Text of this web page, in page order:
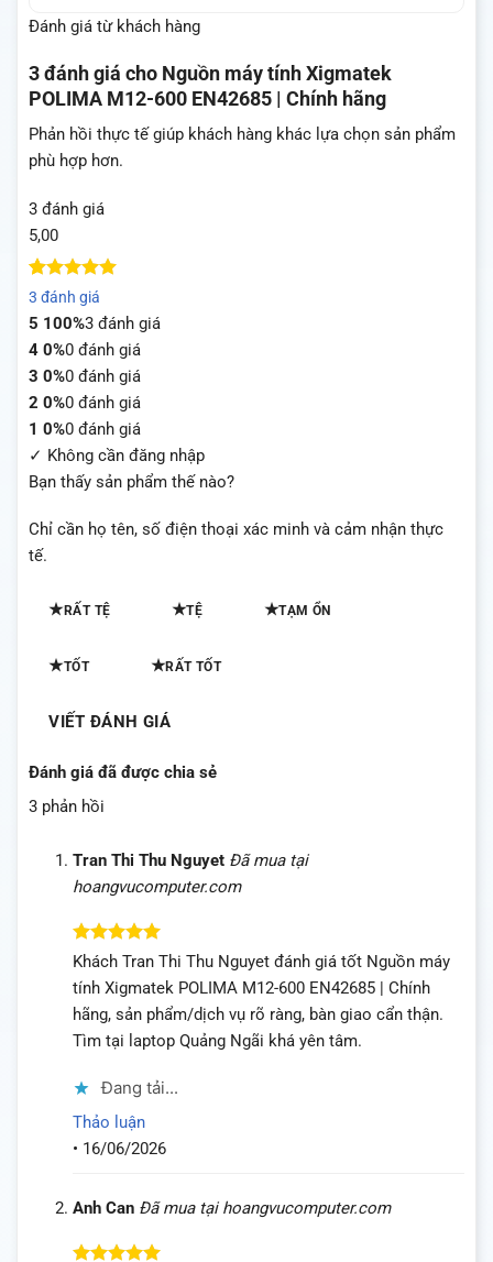
Đánh giá từ khách hàng
3 đánh giá cho Nguồn máy tính Xigmatek
POLIMA M12-600 EN42685 | Chính hãng
Phản hồi thực tế giúp khách hàng khác lựa chọn sản phẩm
phù hợp hơn.
3 đánh giá
5,00
5 trên 5
dựa trên
3
đánh giá
3 đánh giá
5 100%3 đánh giá
4 0%0 đánh giá
3 0%0 đánh giá
2 0%0 đánh giá
1 0%0 đánh giá
✓ Không cần đăng nhập
Bạn thấy sản phẩm thế nào?
Chỉ cần họ tên, số điện thoại xác minh và cảm nhận thực
tế.
★RẤT TỆ ★TỆ ★TẠM ỔN
★TỐT ★RẤT TỐT
VIẾT ĐÁNH GIÁ
Đánh giá đã được chia sẻ
3 phản hồi
Tran Thi Thu Nguyet Đã mua tại
hoangvucomputer.com
Được xếp
sao
Khách Tran Thi Thu Nguyet đánh giá tốt Nguồn máy
tính Xigmatek POLIMA M12-600 EN42685 | Chính
hãng, sản phẩm/dịch vụ rõ ràng, bàn giao cẩn thận.
Tìm tại laptop Quảng Ngãi khá yên tâm.
Đang tải...
Thảo luận
• 16/06/2026
Anh Can Đã mua tại hoangvucomputer.com